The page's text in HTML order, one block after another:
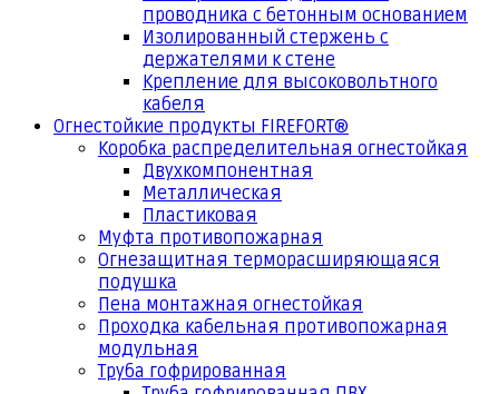
проводника с бетонным основанием
Изолированный стержень с
держателями к стене
Крепление для высоковольтного
кабеля
Огнестойкие продукты FIREFORT®
Коробка распределительная огнестойкая
Двухкомпонентная
Металлическая
Пластиковая
Муфта противопожарная
Огнезащитная терморасширяющаяся
подушка
Пена монтажная огнестойкая
Проходка кабельная противопожарная
модульная
Труба гофрированная